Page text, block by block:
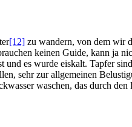
[12] zu wandern, von dem wir
keinen Guide, kann ja
es wurde eiskalt. Tapfer
sehr zur allgemeinen
waschen, das durch den